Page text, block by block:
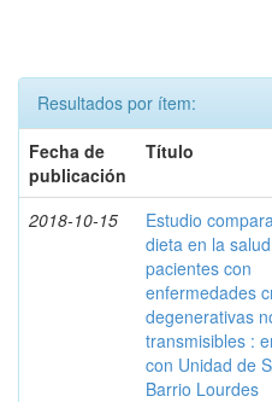
Resultados por ítem:
Fecha de
publicación
Título
2018-10-15
Estudio
dieta en la
pacientes con
enfermedades
degenerativas
transmisibles :
con Unidad de
Barrio Lourdes